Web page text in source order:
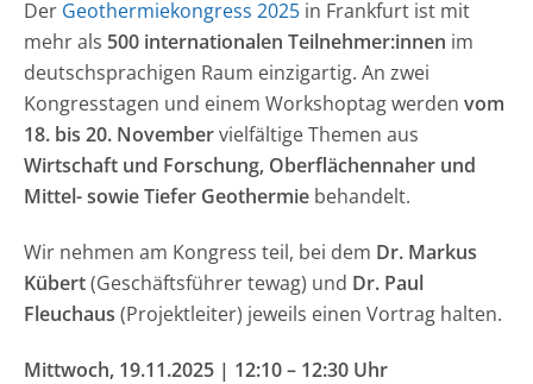
Der Geothermiekongress 2025 in Frankfurt ist mit
mehr als 500 internationalen Teilnehmer:innen im
deutschsprachigen Raum einzigartig. An zwei
Kongresstagen und einem Workshoptag werden vom
18. bis 20. Novembervielfältige Themen aus
Wirtschaft und Forschung, Oberflächennaher und
Mittel- sowie Tiefer Geothermie behandelt.
Wir nehmen am Kongress teil, bei dem Dr. Markus
Kübert(Geschäftsführer tewag) und Dr. Paul
Fleuchaus (Projektleiter) jeweils einen Vortrag halten.
Mittwoch, 19.11.2025 | 12:10 – 12:30 Uhr